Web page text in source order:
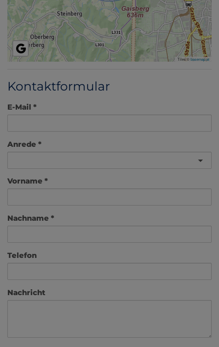
Tiles ©basemap.at
Kontaktformular
E-Mail
Anrede
Vorname
Nachname
Telefon
Nachricht